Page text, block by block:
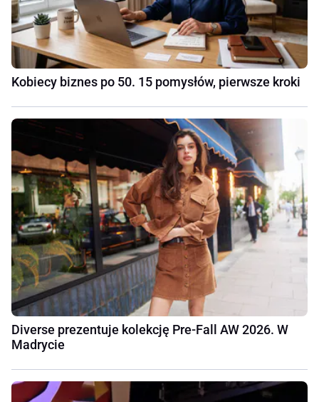
Kobiecy biznes po 50. 15 pomysłów, pierwsze kroki
Diverse prezentuje kolekcję Pre-Fall AW 2026. W
Madrycie